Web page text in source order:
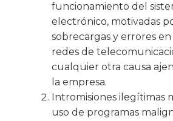
funcionamiento del
electrónico, motivadas
sobrecargas y errores en
redes de
cualquier otra causa
la empresa.
Intromisiones ilegítimas
uso de programas